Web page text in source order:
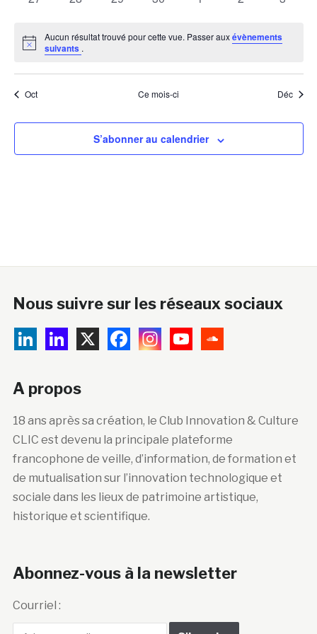
Notice
Aucun résultat trouvé pour cette vue. Passer auxévènements
suivants .
Oct Ce mois-ci Déc
S’abonner au calendrier
Nous suivre sur les réseaux sociaux
A propos
18 ans après sa création, le Club Innovation & Culture
CLIC est devenu la principale plateforme
francophone de veille, d’information, de formation et
de mutualisation sur l’innovation technologique et
sociale dans les lieux de patrimoine artistique,
historique et scientifique.
Abonnez-vous à la newsletter
Courriel :